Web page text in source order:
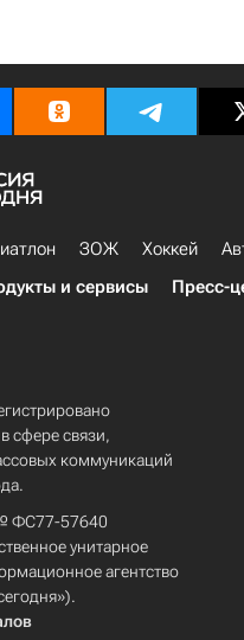
ЗОЖ Хоккей
и сервисы Пресс-
сфере связи,
коммуникаций
ФС77-57640
унитарное
агентство